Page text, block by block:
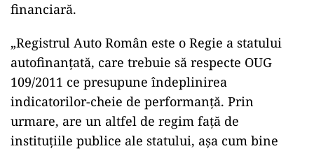
financiară.
„Registrul Auto Român este o Regie a statului
autofinanțată, care trebuie să respecte OUG
109/2011 ce presupune îndeplinirea
indicatorilor-cheie de performanță. Prin
urmare, are un altfel de regim față de
instituțiile publice ale statului, așa cum bine